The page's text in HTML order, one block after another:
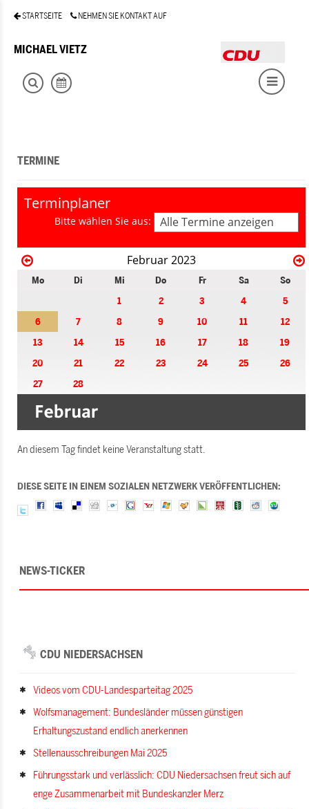
STARTSEITE NEHMEN SIE KONTAKT AUF
MICHAEL VIETZ
TERMINE
Terminplaner
Bitte wählen Sie aus: Alle Termine anzeigen
Februar 2023
Mo Di Mi Do Fr Sa
So
1
2 3 4
5
6
7 8 9 10 11
12
13
14 15 16 17 18
19
20
21 22 23 24 25
26
27
28
An diesem Tag findet keine Veranstaltung statt.
DIESE SEITE IN EINEM SOZIALEN NETZWERK VERÖFFENTLICHEN:
NEWS-TICKER
CDU NIEDERSACHSEN
Videos vom CDU-Landesparteitag 2025
Wolfsmanagement: Bundesländer müssen günstigen
Erhaltungszustand endlich anerkennen
Stellenausschreibungen Mai 2025
Führungsstark und verlässlich: CDU Niedersachsen freut sich auf
enge Zusammenarbeit mit Bundeskanzler Merz